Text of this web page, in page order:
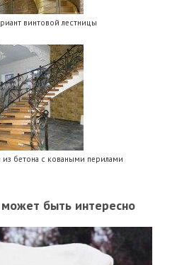
винтовой лестницы
из бетона с коваными перилами
быть интересно